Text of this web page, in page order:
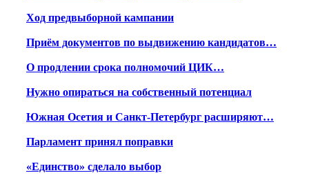
Ход предвыборной кампании
Приём документов по выдвижению кандидатов…
О продлении срока полномочий ЦИК…
Нужно опираться на собственный потенциал
Южная Осетия и Санкт-Петербург расширяют…
Парламент принял поправки
«Единство» сделало выбор